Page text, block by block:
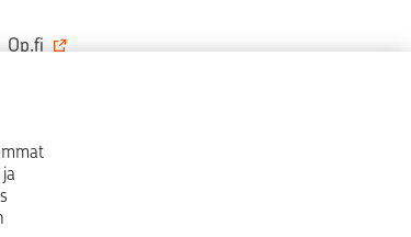
Op.fi
Facebook